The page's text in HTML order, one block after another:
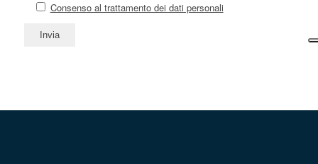
Consenso al trattamento dei dati personali